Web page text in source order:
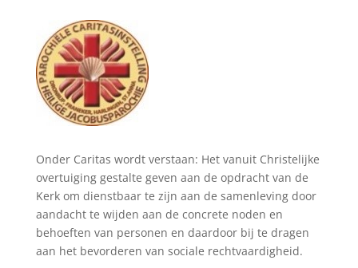
Onder Caritas wordt verstaan: Het vanuit Christelijke
overtuiging gestalte geven aan de opdracht van de
Kerk om dienstbaar te zijn aan de samenleving door
aandacht te wijden aan de concrete noden en
behoeften van personen en daardoor bij te dragen
aan het bevorderen van sociale rechtvaardigheid.